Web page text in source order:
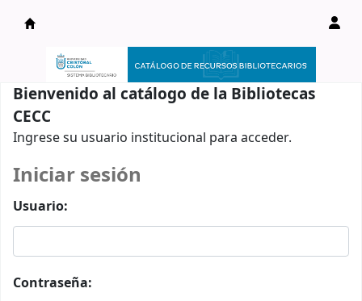
Catálogo en línea
Bienvenido al catálogo de la Bibliotecas
CECC
Ingrese su usuario institucional para acceder.
Iniciar sesión
Usuario:
Contraseña: